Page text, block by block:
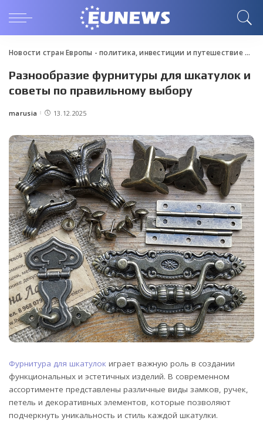
Новости стран Европы - политика, инвестиции и путешествие>
Разнообразие фурнитуры для шкатулок и
советы по правильному выбору
Posted
marusia 13.12.2025
Фурнитура для шкатулок играет важную роль в создании
функциональных и эстетичных изделий. В современном
ассортименте представлены различные виды замков, ручек,
петель и декоративных элементов, которые позволяют
подчеркнуть уникальность и стиль каждой шкатулки.